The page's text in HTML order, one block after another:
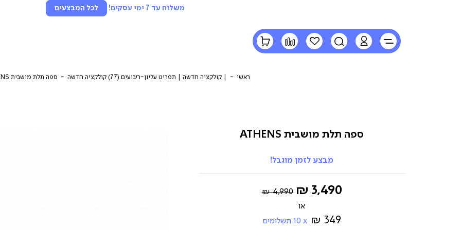
משלוח עד 7 ימי עסקים! לכל המבצעים
LOGINחיפוש
הרשימה
שלי
השוואההסל
שלי
ראשי | קולקציה חדשה | תפריט עליון-ריבועים (77) קולקציה חדשה ספה תלת מושבית ATHENS
ספה תלת מושבית ATHENS
מבצע לזמן מוגבל!
החל
3,490 ₪
Regular
4,990 ₪
349 ₪
10 תשלומים